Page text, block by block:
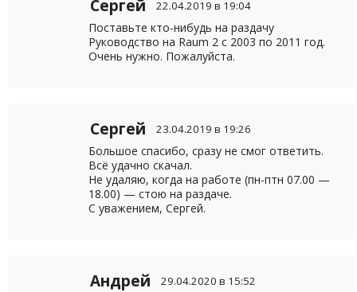
Сергей 22.04.2019 в 19:04
Поставьте кто-нибудь на раздачу
Руководство на Raum 2 с 2003 по 2011 год.
Очень нужно. Пожалуйста.
Сергей 23.04.2019 в 19:26
Большое спасибо, сразу не смог ответить.
Всё удачно скачал.
Не удаляю, когда на работе (пн-птн 07.00 —
18.00) — стою на раздаче.
С уважением, Сергей.
Андрей 29.04.2020 в 15:52